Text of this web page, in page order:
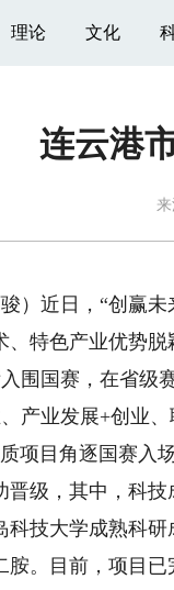
理论 文化
连云港
来
近日，“创赢未
特色产业优势
围国赛，在省级
业发展+创业、
项目角逐国赛入场
，其中，科技
技大学成熟科
。目前，项目